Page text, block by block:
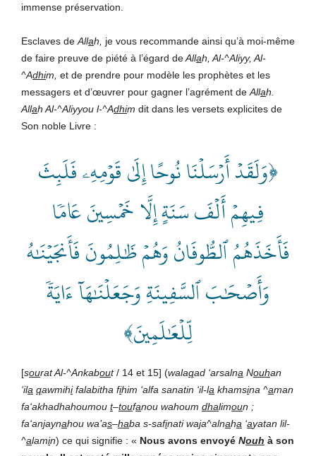
immense préservation.
Esclaves de Allah, je vous recommande ainsi qu’à moi-même
de faire preuve de piété à l’égard deAllah, Al-^Aliyy, Al-
^Adhim, et de prendre pour modèle les prophètes et les
messagers et d’œuvrer pour gagner l’agrément de Allah.
Allah Al-^Aliyyou l-^Adhim dit dans les versets explicites de
Son noble Livre :
﴿وَلَقَدۡ أَرۡسَلۡنَا نُوحًا إِلَىٰ قَوۡمِهِۦ فَلَبِثَ
فِيهِمۡ أَلۡفَ سَنَةٍ إِلَّا خَمۡسِينَ عَامٗا
فَأَخَذَهُمُ ٱلطُّوفَانُ وَهُمۡ ظَٰلِمُونَ فَأَنجَيۡنَٰهُ
وَأَصۡحَٰبَ ٱلسَّفِينَةِ وَجَعَلۡنَٰهَآ ءَايَةٗ
لِّلۡعَٰلَمِينَ﴾
[sourat Al-^Ankabout/ 14 et 15] (walaqad ‘arsalna Nouhan
‘ila qawmihifalabitha fihim ‘alfa sanatin ‘il-la khamsina ^aman
fa‘akhadhahoumou t–toufanou wahoum dhalimoun ;
fa‘anjaynahou wa’as–haba s-safinati waja^alnaha ‘ayatan lil-
^alamin) ce qui signifie : « Nous avons envoyé Nouh à son